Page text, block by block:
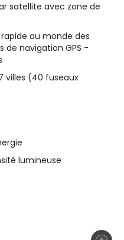
satellite avec zone de
au monde des
de navigation GPS -
villes (40 fuseaux
lumineuse